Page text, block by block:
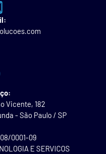
Vicente, 182
- São Paulo / SP
0001-09
E SERVICOS